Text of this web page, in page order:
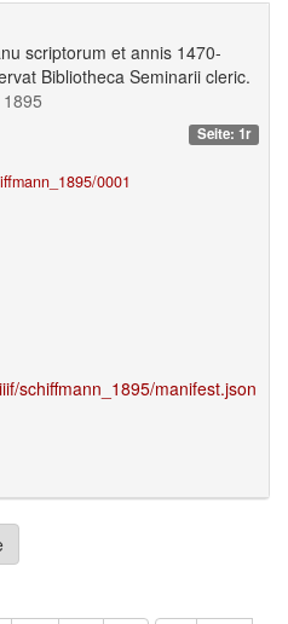
scriptorum et annis 1470-
Bibliotheca Seminarii cleric.
Seite: 1r
0001
schiffmann_1895/manifest.json